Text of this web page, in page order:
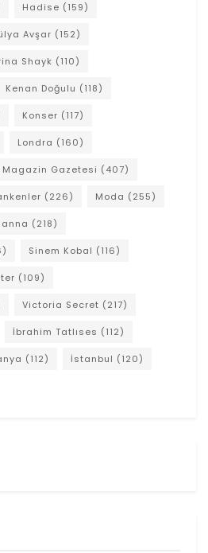
Hadise (159)
Avşar (152)
Shayk (110)
Kenan Doğulu (118)
Konser (117)
Londra (160)
Magazin Gazetesi (407)
(226) Moda (255)
(218)
Sinem Kobal (116)
(109)
Victoria Secret (217)
İbrahim Tatlıses (112)
(112) İstanbul (120)